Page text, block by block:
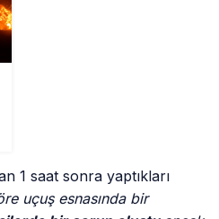
1 saat sonra yaptıkları
uçuş esnasında bir